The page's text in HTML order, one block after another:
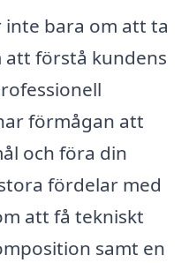
bara om att ta
förstå kundens
förmågan att
och föra din
fördelar med
att få tekniskt
samt en